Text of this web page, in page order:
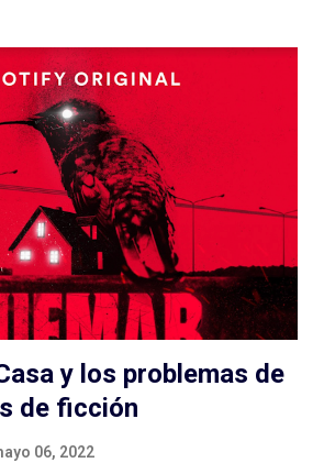
y los problemas de
de ficción
06, 2022